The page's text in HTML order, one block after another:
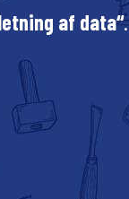
af data“.